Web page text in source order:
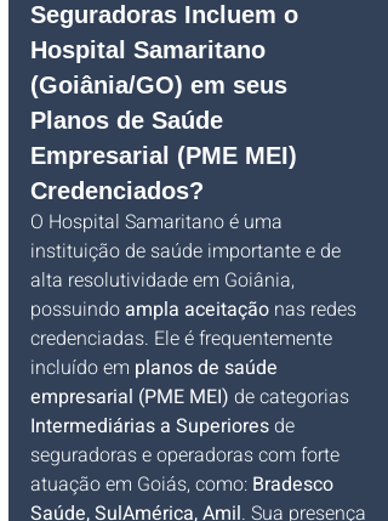
Seguradoras Incluem o
Hospital Samaritano
(Goiânia/GO) em seus
Planos de Saúde
Empresarial (PME MEI)
Credenciados?
O Hospital Samaritano é uma
instituição de saúde importante e de
alta resolutividade em Goiânia,
possuindo ampla aceitação nas redes
credenciadas. Ele é frequentemente
incluído em planos de saúde
empresarial (PME MEI) de categorias
Intermediárias a Superiores de
seguradoras e operadoras com forte
atuação em Goiás, como: Bradesco
Saúde, SulAmérica, Amil. Sua presença